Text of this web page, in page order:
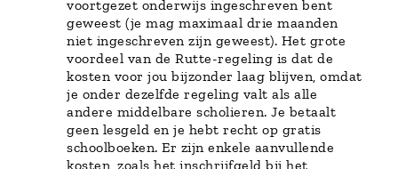
voortgezet onderwijs ingeschreven bent
geweest (je mag maximaal drie maanden
niet ingeschreven zijn geweest). Het grote
voordeel van de Rutte-regeling is dat de
kosten voor jou bijzonder laag blijven, omdat
je onder dezelfde regeling valt als alle
andere middelbare scholieren. Je betaalt
geen lesgeld en je hebt recht op gratis
schoolboeken. Er zijn enkele aanvullende
kosten, zoals het inschrijfgeld bij het